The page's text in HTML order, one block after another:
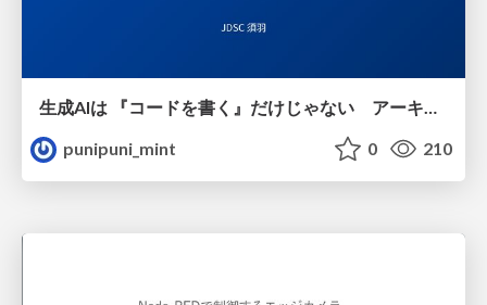
punipuni_mint
0 210